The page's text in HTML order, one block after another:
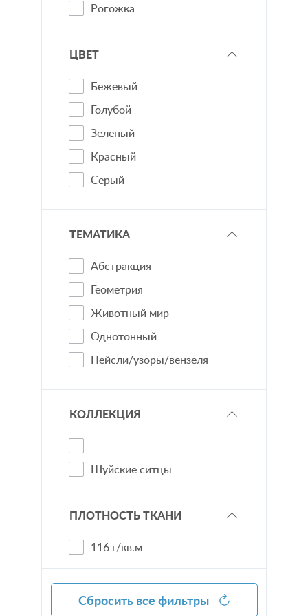
Рогожка
ЦВЕТ
Бежевый
Голубой
Зеленый
Красный
Серый
ТЕМАТИКА
Абстракция
Геометрия
Животный мир
Однотонный
Пейсли/узоры/вензеля
Платочная
Сюжет
Флора
Цветы
КОЛЛЕКЦИЯ
Шуйские ситцы
ПЛОТНОСТЬ ТКАНИ
116 г/кв.м
Сбросить все фильтры